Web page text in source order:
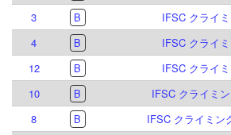
3
B
IFSC クライ
4
B
IFSC クライ
12
B
IFSC クライ
10
B
IFSC クライミ
8
B
IFSC クライミン